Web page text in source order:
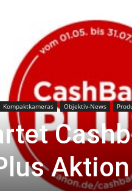
Kompaktkameras Objektiv-News
Aktion